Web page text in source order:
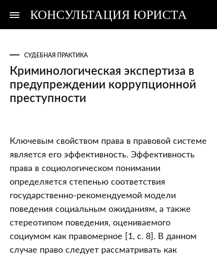
КОНСУЛЬТАЦИЯ ЮРИСТА
Консультация
Консультация
СУДЕБНАЯ ПРАКТИКА
Криминологическая экспертиза в
предупреждении коррупционной
преступности
Криминологическая
экспертиза
в
предупреждении
коррупционной
преступности
Ключевым свойством права в правовой системе
является его эффективность. Эффективность
права в социологическом понимании
определяется степенью соответствия
государственно-рекомендуемой модели
поведения социальным ожиданиям, а также
стереотипом поведения, оцениваемого
социумом как правомерное [1, с. 8]. В данном
случае право следует рассматривать как